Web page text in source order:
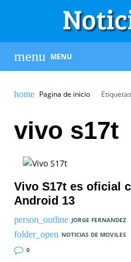
MENU
Pagina de inicio
vivo s17t
Vivo S17t es oficial
Android 13
JORGE FERNANDEZ
NOTICIAS DE MOVILES
0